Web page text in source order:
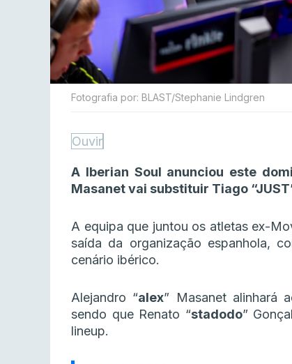
Fotografia por: BLAST/Stephanie Lindgren
Ouvir
A Iberian Soul anunciou este
Masanet vai substituir Tiago
A equipa que juntou os atletas ex-
saída da organização espanhola,
cenário ibérico.
Alejandro “alex” Masanet alinhará
sendo que Renato “stadodo”
lineup.